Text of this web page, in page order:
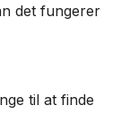
det fungerer
til at finde